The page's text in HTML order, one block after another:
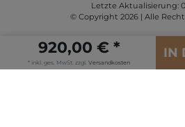
920,00 € *
* inkl. ges. MwSt. zzgl. Versandkosten
IN
Letzte Aktualisierung:
© Copyright 2026 | Alle